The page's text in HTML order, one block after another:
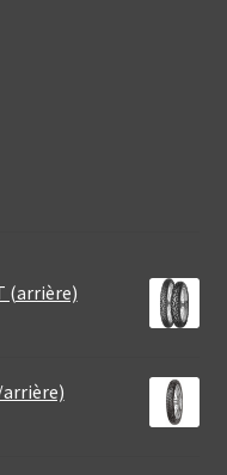
(arrière)
arrière)